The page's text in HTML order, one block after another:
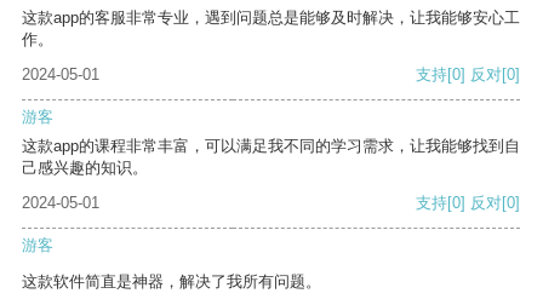
这款app的客服非常专业，遇到问题总是能够及时解决，让我能够安心工
作。
2024-05-01
支持[0] 反对[0]
游客
这款app的课程非常丰富，可以满足我不同的学习需求，让我能够找到自
己感兴趣的知识。
2024-05-01
支持[0] 反对[0]
游客
这款软件简直是神器，解决了我所有问题。